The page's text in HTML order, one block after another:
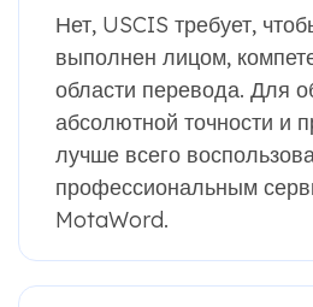
Нет, USCIS требует,
выполнен лицом,
области перевода. Для
абсолютной точности и
лучше всего
профессиональным
MotaWord.